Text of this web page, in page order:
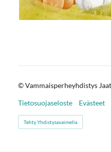
©Vammaisperheyhdistys
Tietosuojaseloste
Evästeet
Tehty Yhdistysavaimella